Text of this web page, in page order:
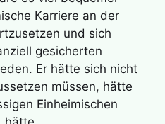
Karriere an der
und sich
gesicherten
Er hätte sich nicht
müssen, hätte
Einheimischen